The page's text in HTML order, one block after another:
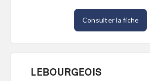
Consulter la fiche
LEBOURGEOIS